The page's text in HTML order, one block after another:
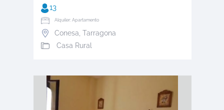
13
Alquiler: Apartamento
Conesa Tarragona
Casa Rural